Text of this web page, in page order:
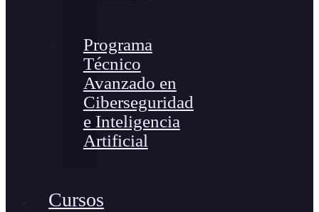
Programa
Técnico
Avanzado en
Ciberseguridad
e Inteligencia
Artificial
Cursos